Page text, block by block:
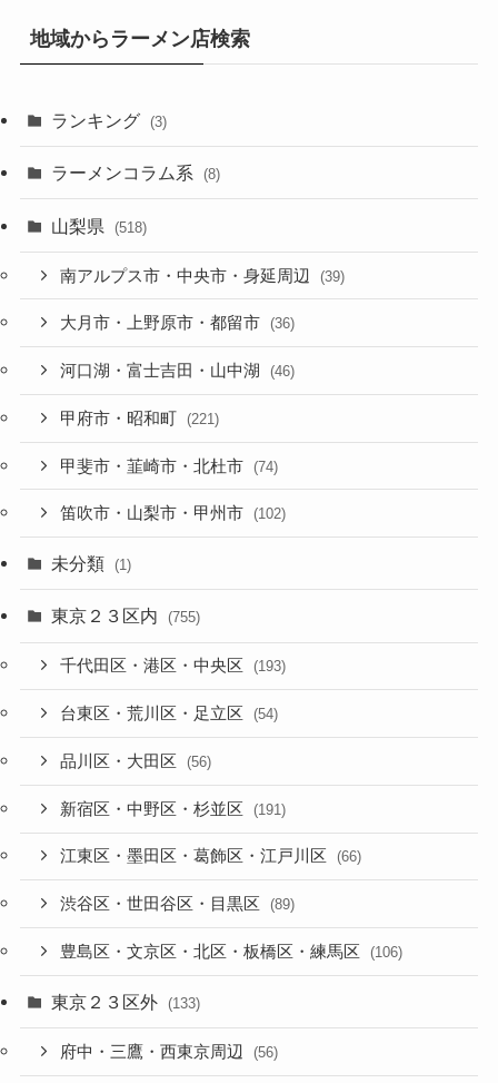
地域からラーメン店検索
ランキング (3)
ラーメンコラム系 (8)
山梨県 (518)
南アルプス市・中央市・身延周辺 (39)
大月市・上野原市・都留市 (36)
河口湖・富士吉田・山中湖 (46)
甲府市・昭和町 (221)
甲斐市・韮崎市・北杜市 (74)
笛吹市・山梨市・甲州市 (102)
未分類 (1)
東京２３区内 (755)
千代田区・港区・中央区 (193)
台東区・荒川区・足立区 (54)
品川区・大田区 (56)
新宿区・中野区・杉並区 (191)
江東区・墨田区・葛飾区・江戸川区 (66)
渋谷区・世田谷区・目黒区 (89)
豊島区・文京区・北区・板橋区・練馬区 (106)
東京２３区外 (133)
府中・三鷹・西東京周辺 (56)